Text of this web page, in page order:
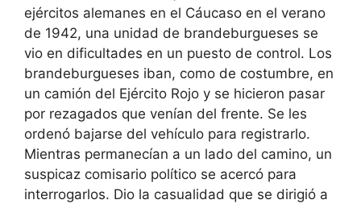
ejércitos alemanes en el Cáucaso en el verano
de 1942, una unidad de brandeburgueses se
vio en dificultades en un puesto de control. Los
brandeburgueses iban, como de costumbre, en
un camión del Ejército Rojo y se hicieron pasar
por rezagados que venían del frente. Se les
ordenó bajarse del vehículo para registrarlo.
Mientras permanecían a un lado del camino, un
suspicaz comisario político se acercó para
interrogarlos. Dio la casualidad que se dirigió a